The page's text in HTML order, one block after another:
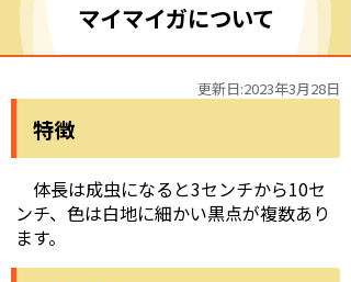
マイマイガについて
更新日:2023年3月28日
特徴
体長は成虫になると3センチから10セ
ンチ、色は白地に細かい黒点が複数あり
ます。